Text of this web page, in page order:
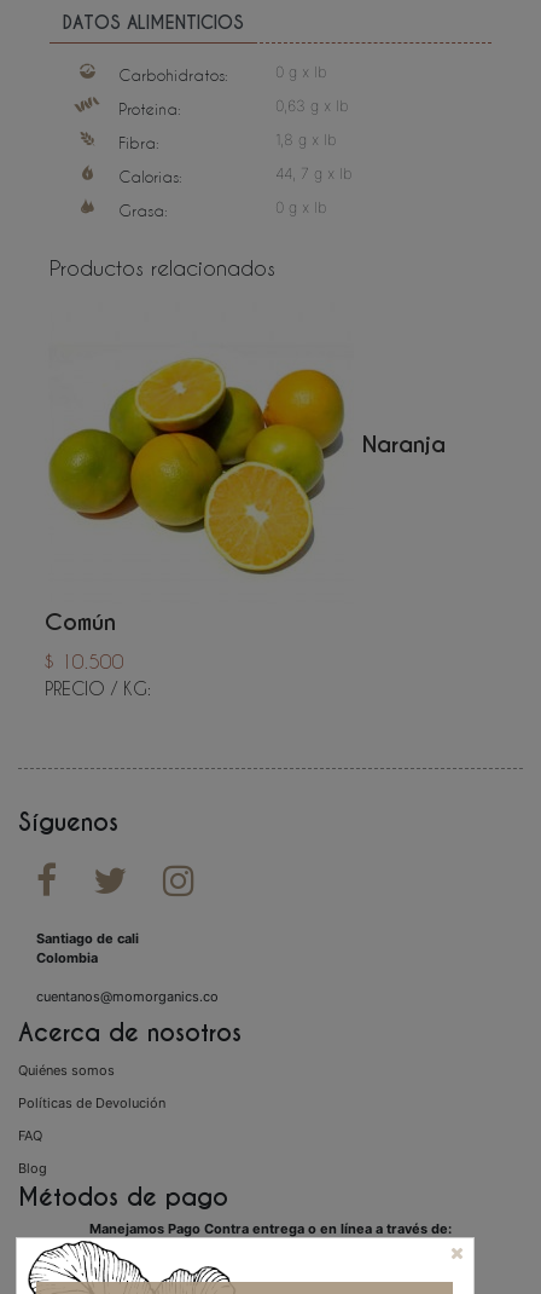
DATOS ALIMENTICIOS
Carbohidratos: 0 g x lb
Proteina: 0,63 g x lb
Fibra: 1,8 g x lb
Calorias: 44, 7 g x lb
Grasa: 0 g x lb
Productos relacionados
Naranja
Común
$ 10.500
PRECIO / KG:
Síguenos
  
Santiago de cali
Colombia
cuentanos@momorganics.co
Acerca de nosotros
Quiénes somos
Políticas de Devolución
FAQ
Blog
Métodos de pago
Manejamos Pago Contra entrega o en línea a través de: